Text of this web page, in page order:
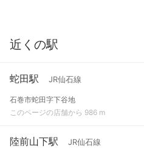
近くの駅
蛇田駅 JR仙石線
石巻市蛇田字下谷地
このページの店舗から 986 m
陸前山下駅 JR仙石線